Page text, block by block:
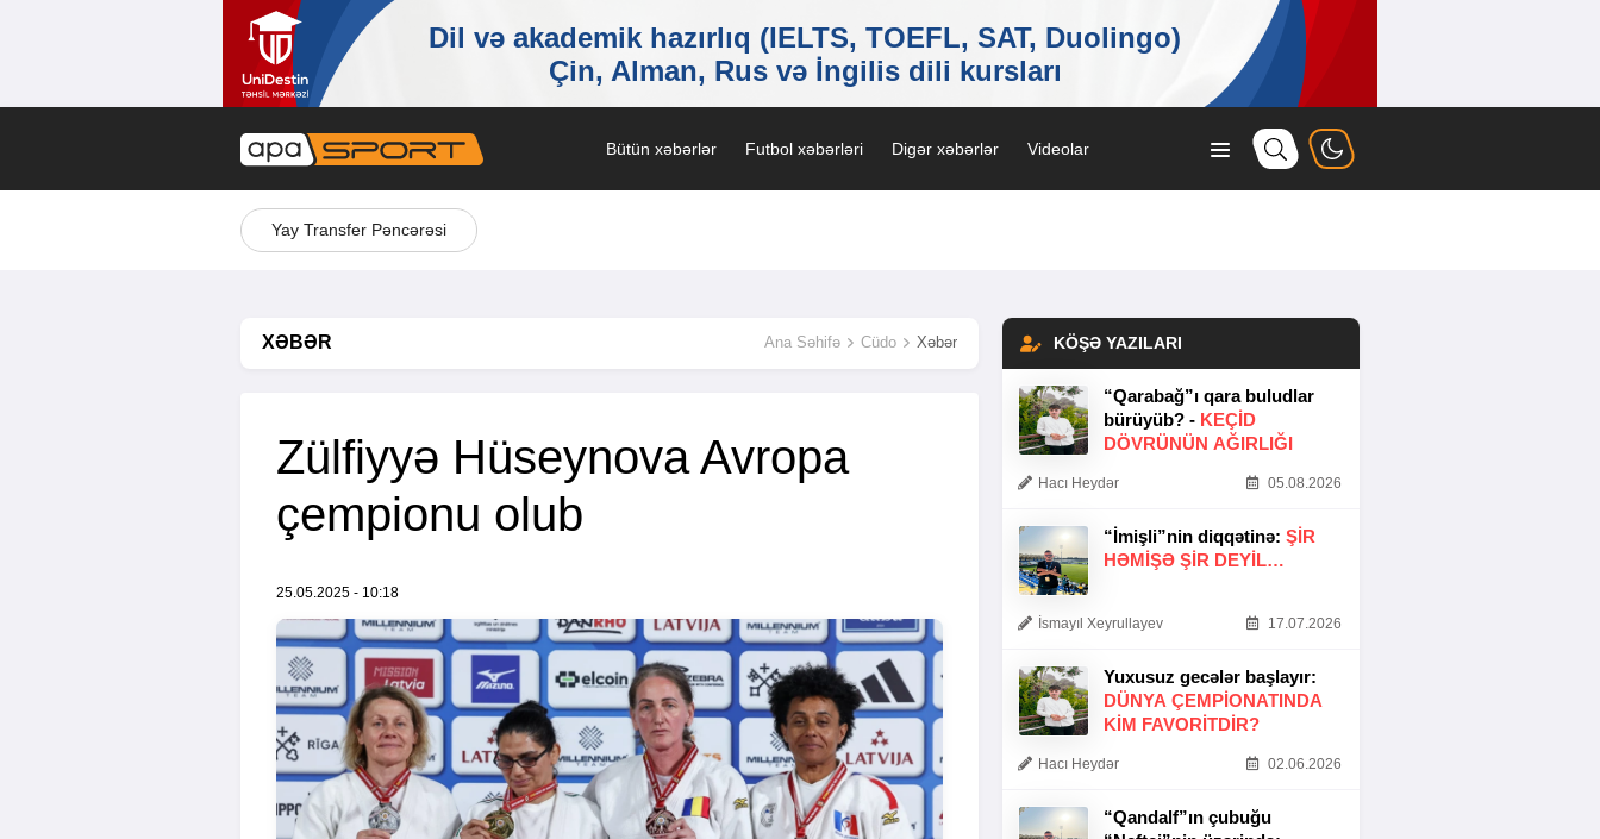
Bütün xəbərlər Futbol xəbərləri Digər xəbərlər Videolar
Yay Transfer Pəncərəsi
XƏBƏR Ana Səhifə Cüdo Xəbər
Zülfiyyə Hüseynova Avropa
çempionu olub
25.05.2025 - 10:18
KÖŞƏ YAZILARI
“Qarabağ”ı qara buludlar
bürüyüb? - KEÇID
DÖVRÜNÜN AĞIRLIĞI
Hacı Heydər 05.08.2026
“İmişli”nin diqqətinə: ŞIR
HƏMIŞƏ ŞIR DEYIL…
İsmayıl Xeyrullayev 17.07.2026
Yuxusuz gecələr başlayır:
DÜNYA ÇEMPIONATINDA
KIM FAVORITDIR?
Hacı Heydər 02.06.2026
“Qandalf”ın çubuğu